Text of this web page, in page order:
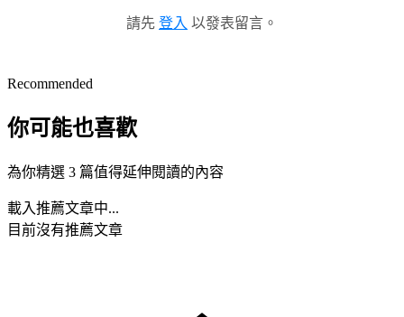
請先 登入 以發表留言。
Recommended
你可能也喜歡
為你精選 3 篇值得延伸閱讀的內容
載入推薦文章中...
目前沒有推薦文章